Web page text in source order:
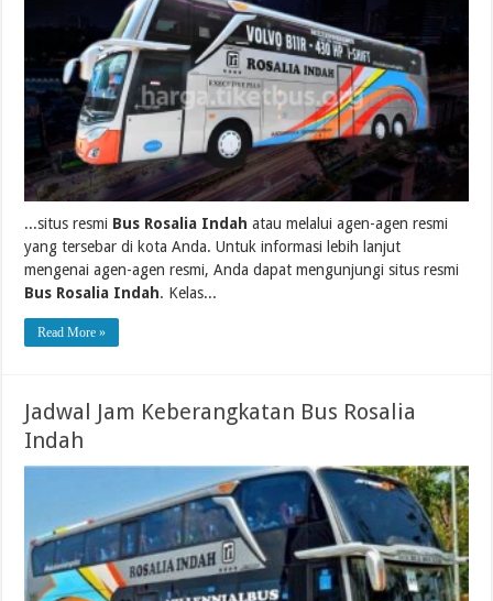
...situs resmi Bus Rosalia Indah atau melalui agen-agen resmi
yang tersebar di kota Anda. Untuk informasi lebih lanjut
mengenai agen-agen resmi, Anda dapat mengunjungi situs resmi
Bus Rosalia Indah. Kelas...
Read More »
Jadwal Jam Keberangkatan Bus Rosalia
Indah